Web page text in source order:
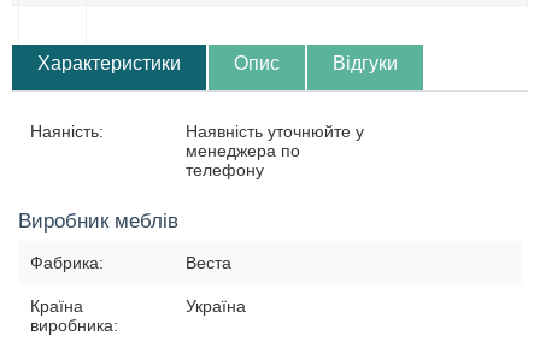
Характеристики Опис Відгуки
Наяність:
Наявність уточнюйте у
менеджера по
телефону
Виробник меблів
Фабрика: Веста
Країна
виробника:
Україна